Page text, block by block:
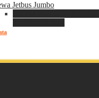
Jetbus Jumbo